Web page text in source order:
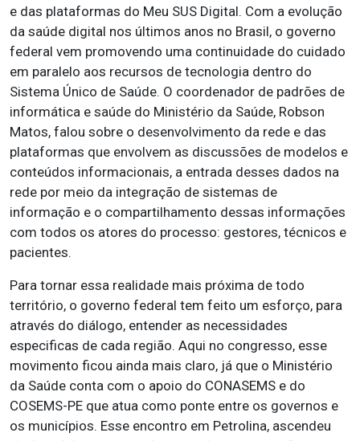
e das plataformas do Meu SUS Digital. Com a evolução
da saúde digital nos últimos anos no Brasil, o governo
federal vem promovendo uma continuidade do cuidado
em paralelo aos recursos de tecnologia dentro do
Sistema Único de Saúde. O coordenador de padrões de
informática e saúde do Ministério da Saúde, Robson
Matos, falou sobre o desenvolvimento da rede e das
plataformas que envolvem as discussões de modelos e
conteúdos informacionais, a entrada desses dados na
rede por meio da integração de sistemas de
informação e o compartilhamento dessas informações
com todos os atores do processo: gestores, técnicos e
pacientes.
Para tornar essa realidade mais próxima de todo
território, o governo federal tem feito um esforço, para
através do diálogo, entender as necessidades
especificas de cada região. Aqui no congresso, esse
movimento ficou ainda mais claro, já que o Ministério
da Saúde conta com o apoio do CONASEMS e do
COSEMS-PE que atua como ponte entre os governos e
os municípios. Esse encontro em Petrolina, ascendeu